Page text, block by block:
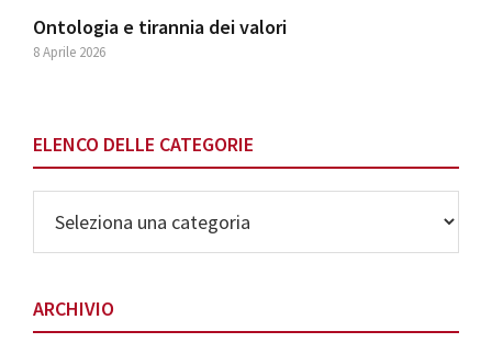
Ontologia e tirannia dei valori
8 Aprile 2026
ELENCO DELLE CATEGORIE
delle
Categorie
ARCHIVIO